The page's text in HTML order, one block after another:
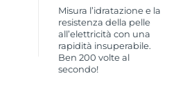
Misura l’idratazione e la
resistenza della pelle
all’elettricità con una
rapidità insuperabile.
Ben 200 volte al
secondo!